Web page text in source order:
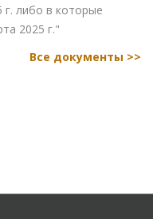
г. либо в которые
2025 г."
Все документы >>